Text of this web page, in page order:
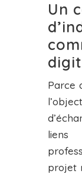
Un
Parce
projet